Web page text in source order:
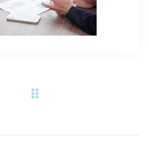
予約・お問合せはこちら